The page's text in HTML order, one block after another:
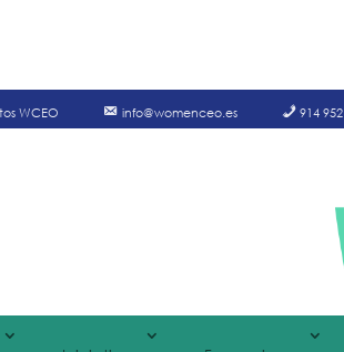
WCEO info@womenceo.es 914